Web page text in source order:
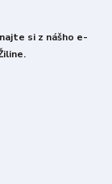
si z nášho e-